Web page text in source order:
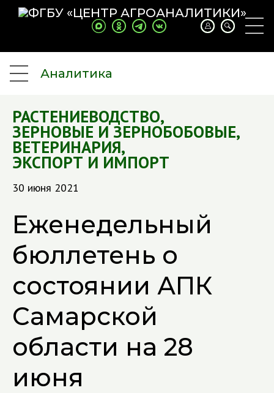
Аналитика
РАСТЕНИЕВОДСТВО,
ЗЕРНОВЫЕ И ЗЕРНОБОБОВЫЕ,
ВЕТЕРИНАРИЯ,
ЭКСПОРТ И ИМПОРТ
30 июня 2021
Еженедельный
бюллетень о
состоянии АПК
Самарской
области на 28
июня